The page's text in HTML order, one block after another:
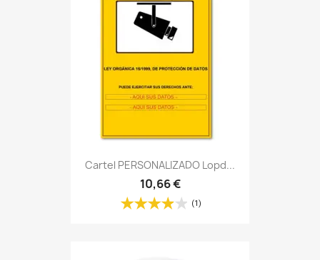
Cartel PERSONALIZADO Lopd...
10,66 €
(1)